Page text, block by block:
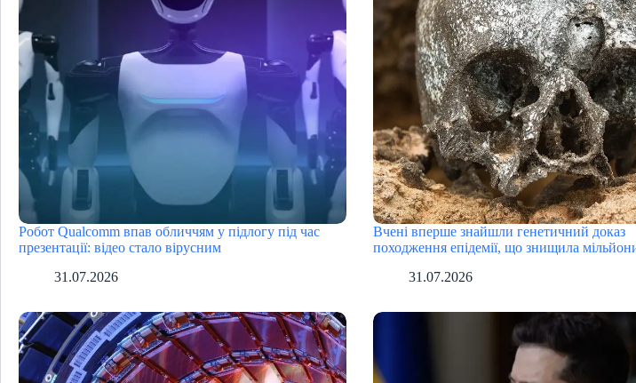
Робот Qualcomm впав обличчям у підлогу під час
презентації: відео стало вірусним
31.07.2026
Вчені вперше знайшли генетичний доказ
походження епідемії, що знищила
31.07.2026